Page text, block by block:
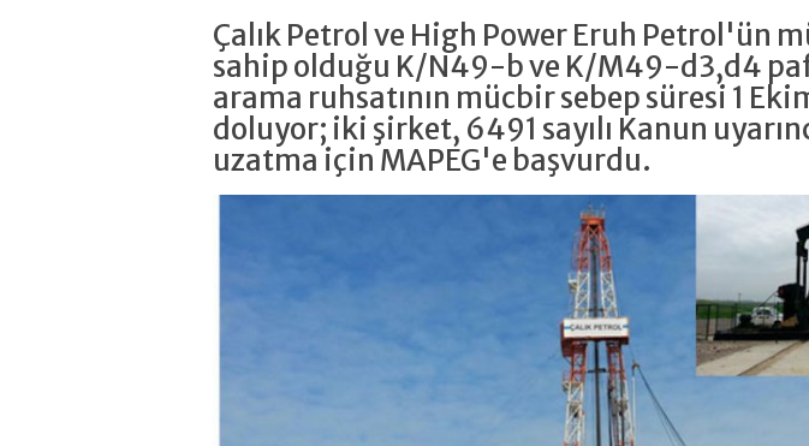
Çalık Petrol ve High Power Eruh Petrol'ün
sahip olduğu K/N49-b ve K/M49-d3,d4
arama ruhsatının mücbir sebep süresi 1
doluyor; iki şirket, 6491 sayılı Kanun
uzatma için MAPEG'e başvurdu.